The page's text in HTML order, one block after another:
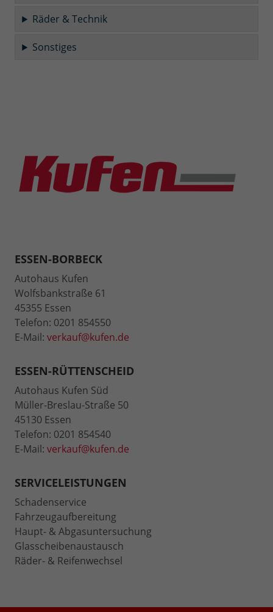
Räder & Technik
Sonstiges
ESSEN-BORBECK
Autohaus Kufen
Wolfsbankstraße 61
45355 Essen
Telefon: 0201 854550
E-Mail: verkauf@kufen.de
ESSEN-RÜTTENSCHEID
Autohaus Kufen Süd
Müller-Breslau-Straße 50
45130 Essen
Telefon: 0201 854540
E-Mail: verkauf@kufen.de
SERVICELEISTUNGEN
Schadenservice
Fahrzeugaufbereitung
Haupt- & Abgasuntersuchung
Glasscheibenaustausch
Räder- & Reifenwechsel